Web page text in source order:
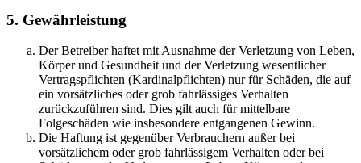
5. Gewährleistung
Der Betreiber haftet mit Ausnahme der Verletzung von Leben,
Körper und Gesundheit und der Verletzung wesentlicher
Vertragspflichten (Kardinalpflichten) nur für Schäden, die auf
ein vorsätzliches oder grob fahrlässiges Verhalten
zurückzuführen sind. Dies gilt auch für mittelbare
Folgeschäden wie insbesondere entgangenen Gewinn.
Die Haftung ist gegenüber Verbrauchern außer bei
vorsätzlichem oder grob fahrlässigem Verhalten oder bei